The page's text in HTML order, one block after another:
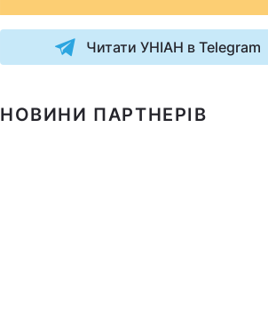
Читати УНІАН в Telegram
НОВИНИ ПАРТНЕРІВ